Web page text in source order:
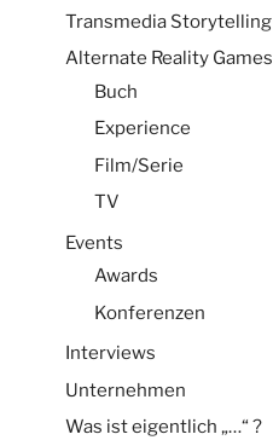
Transmedia Storytelling
Alternate Reality Games
Buch
Experience
Film/Serie
TV
Events
Awards
Konferenzen
Interviews
Unternehmen
Was ist eigentlich „…“ ?